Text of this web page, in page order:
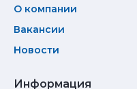
О компании
Вакансии
Новости
Информация